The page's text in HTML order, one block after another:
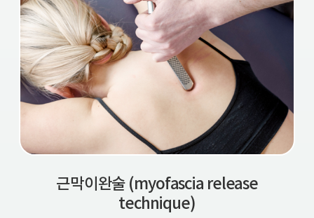
근막이완술 (myofascia release
technique)